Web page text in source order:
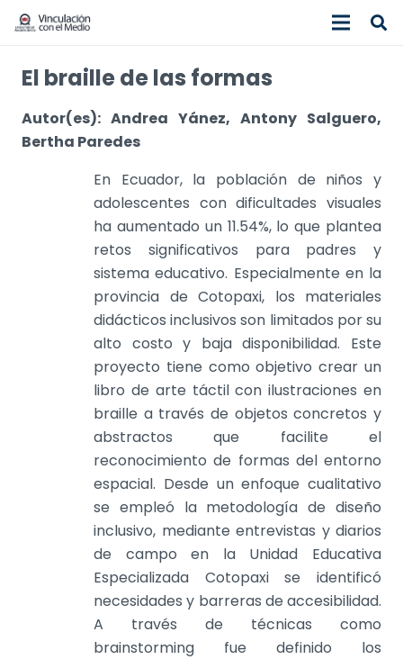
El braille de las formas
Autor(es): Andrea Yánez, Antony Salguero,
Bertha Paredes
En Ecuador, la población de niños y
adolescentes con dificultades visuales
ha aumentado un 11.54%, lo que plantea
retos significativos para padres y
sistema educativo. Especialmente en la
provincia de Cotopaxi, los materiales
didácticos inclusivos son limitados por su
alto costo y baja disponibilidad. Este
proyecto tiene como objetivo crear un
libro de arte táctil con ilustraciones en
braille a través de objetos concretos y
abstractos que facilite el
reconocimiento de formas del entorno
espacial. Desde un enfoque cualitativo
se empleó la metodología de diseño
inclusivo, mediante entrevistas y diarios
de campo en la Unidad Educativa
Especializada Cotopaxi se identificó
necesidades y barreras de accesibilidad.
A través de técnicas como
brainstorming fue definido los